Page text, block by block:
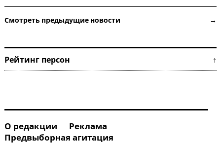
Смотреть предыдущие новости →
Рейтинг персон ↑
О редакции
Реклама
Предвыборная агитация